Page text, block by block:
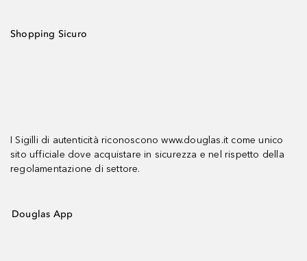
Shopping Sicuro
I Sigilli di autenticità riconoscono www.douglas.it come unico
sito ufficiale dove acquistare in sicurezza e nel rispetto della
regolamentazione di settore.
Douglas App